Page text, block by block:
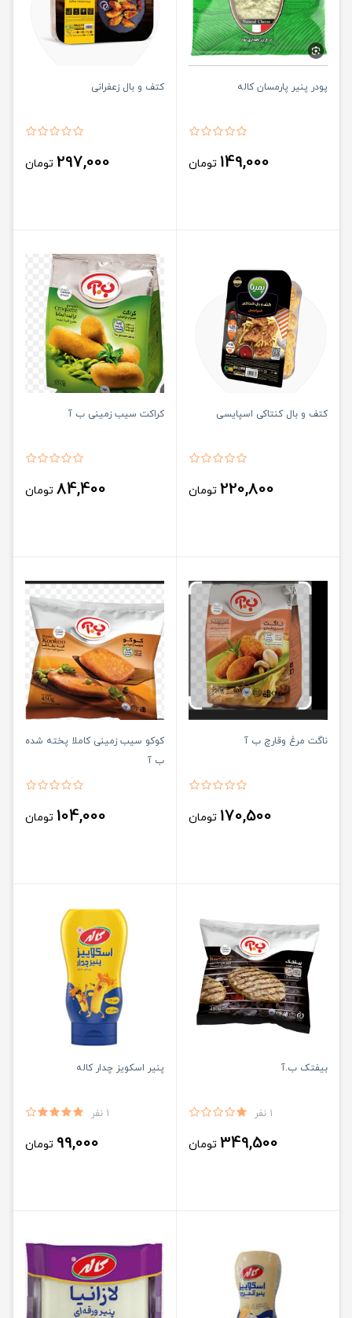
پودر پنیر پارمسان کاله
149,000 تومان
کتف و بال زعفرانی
297,000 تومان
کتف و بال کنتاکی اسپایسی
220,800 تومان
کراکت سیب زمینی ب آ
84,400 تومان
ناگت مرغ وقارچ ب آ
170,500 تومان
کوکو سیب زمینی کاملا پخته شده
ب آ
104,000 تومان
بیفتک ب.آ
1 نفر
349,500 تومان
پنیر اسکویز چدار کاله
1 نفر
99,000 تومان